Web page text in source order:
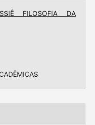
FILOSOFIA DA